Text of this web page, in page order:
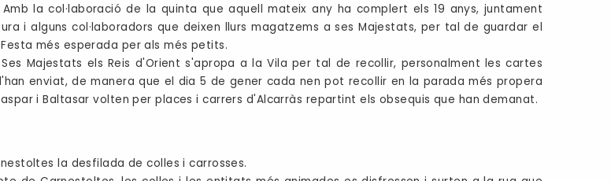
Amb la col·laboració de la quinta que aquell mateix any ha complert els 19 anys, juntament
i alguns col·laboradors que deixen llurs magatzems a ses Majestats, per tal de guardar el
més esperada per als més petits.
Majestats els Reis d'Orient s'apropa a la Vila per tal de recollir, personalment les cartes
enviat, de manera que el dia 5 de gener cada nen pot recollir en la parada més propera
i Baltasar volten per places i carrers d'Alcarràs repartint els obsequis que han demanat.
la desfilada de colles i carrosses.